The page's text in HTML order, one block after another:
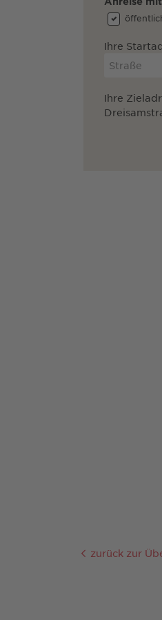
Ihre
Ihre
zurück zur